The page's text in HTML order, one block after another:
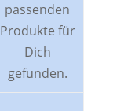
passenden
Produkte für
Dich
gefunden.